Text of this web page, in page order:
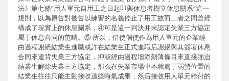
法》第七條“用人單元自用工之日起即與休息者樹立休息關系”這一
規則，以為原告對被告以練習的名義停止了用工故而二者之間曾經
構成了現實上的休息關系，④可是這一判決并未認定失業三方協定
屬于休息合同的范疇。⑤ 所以，借使倘使作為用人單元的企業經
由過程謝絕結業生進職或許在結業生正式進職后謝絕與其簽署休息
合同來違背失業三方協定，抑或經由過程增添刻薄條目來直接強迫
結業生解除失業三方協定，那么在失業市場中本就處于弱勢位置的
結業生往往只能主動接收這些晦氣成果，然后接收用人單元給付的